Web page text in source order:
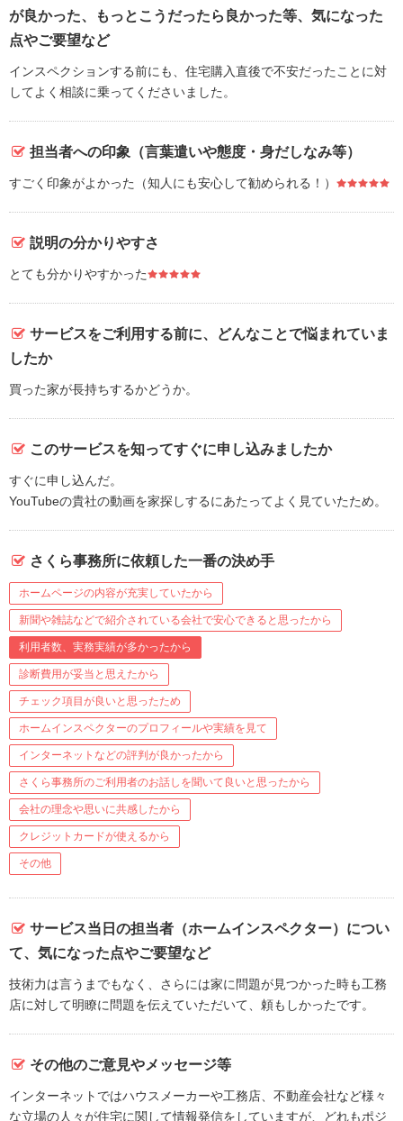
が良かった、もっとこうだったら良かった等、気になった
点やご要望など
インスペクションする前にも、住宅購入直後で不安だったことに対
してよく相談に乗ってくださいました。
担当者への印象（言葉遣いや態度・身だしなみ等）
すごく印象がよかった（知人にも安心して勧められる！）
説明の分かりやすさ
とても分かりやすかった
サービスをご利用する前に、どんなことで悩まれていま
したか
買った家が長持ちするかどうか。
このサービスを知ってすぐに申し込みましたか
すぐに申し込んだ。
YouTubeの貴社の動画を家探しするにあたってよく見ていたため。
さくら事務所に依頼した一番の決め手
ホームページの内容が充実していたから
新聞や雑誌などで紹介されている会社で安心できると思ったから
利用者数、実務実績が多かったから
診断費用が妥当と思えたから
チェック項目が良いと思ったため
ホームインスペクターのプロフィールや実績を見て
インターネットなどの評判が良かったから
さくら事務所のご利用者のお話しを聞いて良いと思ったから
会社の理念や思いに共感したから
クレジットカードが使えるから
その他
サービス当日の担当者（ホームインスペクター）につい
て、気になった点やご要望など
技術力は言うまでもなく、さらには家に問題が見つかった時も工務
店に対して明瞭に問題を伝えていただいて、頼もしかったです。
その他のご意見やメッセージ等
インターネットではハウスメーカーや工務店、不動産会社など様々
な立場の人々が住宅に関して情報発信をしていますが、どれもポジ